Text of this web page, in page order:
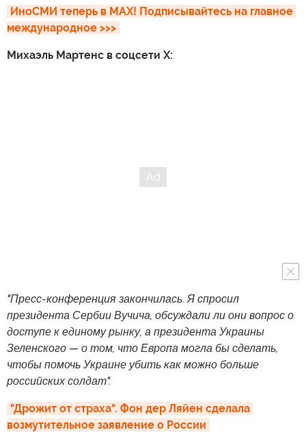
ИноСМИ теперь в MAX! Подписывайтесь на главное
международное >>>
Михаэль Мартенс в соцсети X:
"Пресс-конференция закончилась. Я спросил
президента Сербии Вучича, обсуждали ли они вопрос о
доступе к единому рынку, а президента Украины
Зеленского — о том, что Европа могла бы сделать,
чтобы помочь Украине убить как можно больше
российских солдат".
"Дрожит от страха". Фон дер Ляйен сделала
возмутительное заявление о России